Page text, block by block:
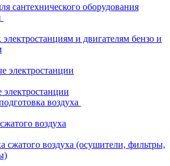
сантехнического оборудования
электростанциям и двигателям бензо и
электростанции
электростанции
воздуха
воздуха
сжатого воздуха (осушители, фильтры,